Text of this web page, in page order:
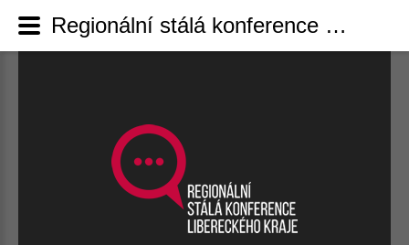
Regionální stálá konference Libereckého kraje - Výroční zpráva RSK